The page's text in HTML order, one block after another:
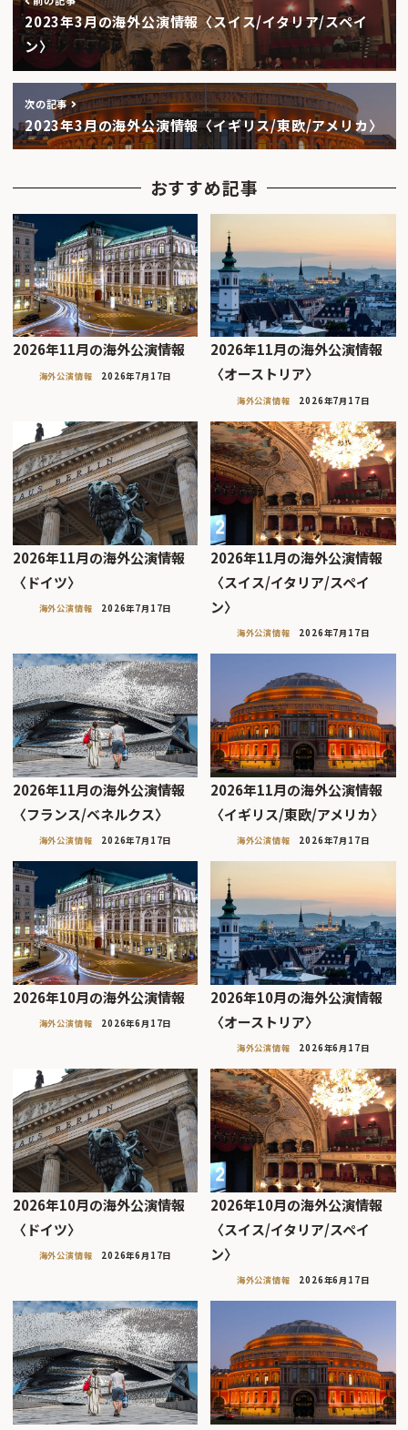
2023年3月の海外公演情報〈スイス/イタリア/スペイ
ン〉
次の記事
2023年3月の海外公演情報〈イギリス/東欧/アメリカ〉
おすすめ記事
2026年11月の海外公演情報
海外公演情報 2026年7月17日
2026年11月の海外公演情報
〈オーストリア〉
海外公演情報 2026年7月17日
2026年11月の海外公演情報
〈ドイツ〉
海外公演情報 2026年7月17日
2026年11月の海外公演情報
〈スイス/イタリア/スペイ
ン〉
海外公演情報 2026年7月17日
2026年11月の海外公演情報
〈フランス/ベネルクス〉
海外公演情報 2026年7月17日
2026年11月の海外公演情報
〈イギリス/東欧/アメリカ〉
海外公演情報 2026年7月17日
2026年10月の海外公演情報
海外公演情報 2026年6月17日
2026年10月の海外公演情報
〈オーストリア〉
海外公演情報 2026年6月17日
2026年10月の海外公演情報
〈ドイツ〉
海外公演情報 2026年6月17日
2026年10月の海外公演情報
〈スイス/イタリア/スペイ
ン〉
海外公演情報 2026年6月17日